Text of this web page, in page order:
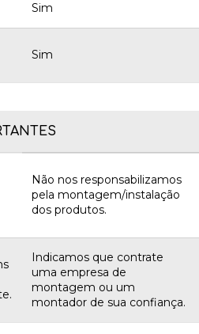
Sim
Sim
Não nos responsabilizamos
pela montagem/instalação
dos produtos.
Indicamos que contrate
uma empresa de
montagem ou um
montador de sua confiança.